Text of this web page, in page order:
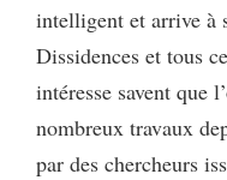
intelligent et arrive à
Dissidences et tous
intéresse savent que
nombreux travaux
par des chercheurs